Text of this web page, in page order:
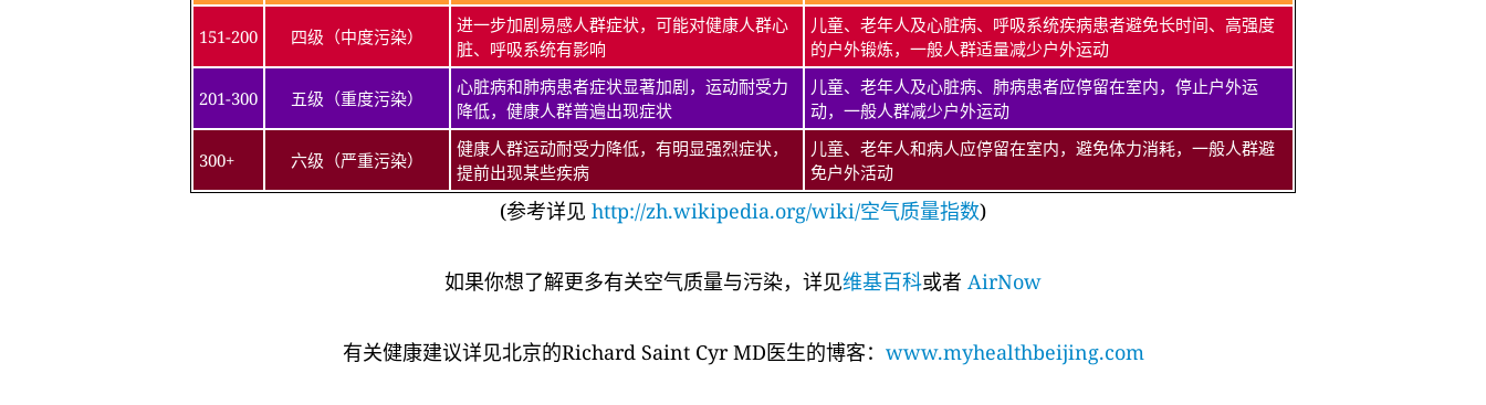
151-200 四级（中度污染）
进一步加剧易感人群症状，可能对健康人群心
脏、呼吸系统有影响
儿童、老年人及心脏病、呼吸系统疾病患者避免长时间、高强度
的户外锻炼，一般人群适量减少户外运动
201-300 五级（重度污染）
心脏病和肺病患者症状显著加剧，运动耐受力
降低，健康人群普遍出现症状
儿童、老年人及心脏病、肺病患者应停留在室内，停止户外运
动，一般人群减少户外运动
300+ 六级（严重污染）
健康人群运动耐受力降低，有明显强烈症状，
提前出现某些疾病
儿童、老年人和病人应停留在室内，避免体力消耗，一般人群避
免户外活动
(参考详见 http://zh.wikipedia.org/wiki/空气质量指数)
如果你想了解更多有关空气质量与污染，详见维基百科或者 AirNow
有关健康建议详见北京的Richard Saint Cyr MD医生的博客： www.myhealthbeijing.com